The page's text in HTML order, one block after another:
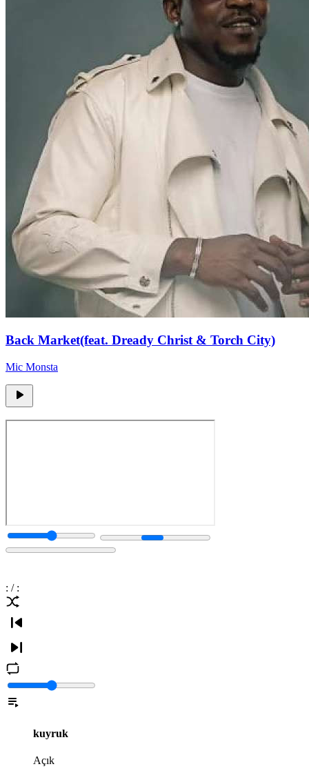
Back Market(feat. Dready Christ & Torch City)
Mic Monsta
: / :
kuyruk
Açık